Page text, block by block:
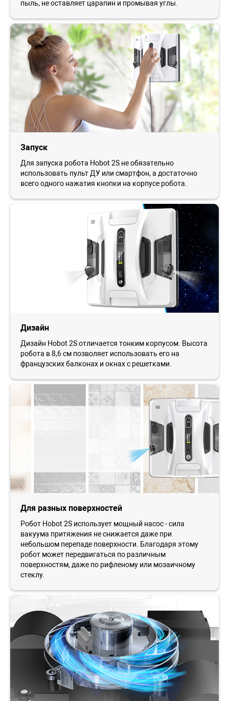
пыль, не оставляет царапин и промывая углы.
Запуск
Для запуска робота Ноbot 2S не обязательно
использовать пульт ДУ или смартфон, а достаточно
всего одного нажатия кнопки на корпусе робота.
Дизайн
Дизайн Ноbot 2S отличается тонким корпусом. Высота
робота в 8,6 см позволяет использовать его на
французских балконах и окнах с решетками.
Для разных поверхностей
Робот Ноbot 2S использует мощный насос - сила
вакуума притяжения не снижается даже при
небольшом перепаде поверхности. Благодаря этому
робот может передвигаться по различным
поверхностям, даже по рифленому или мозаичному
стеклу.